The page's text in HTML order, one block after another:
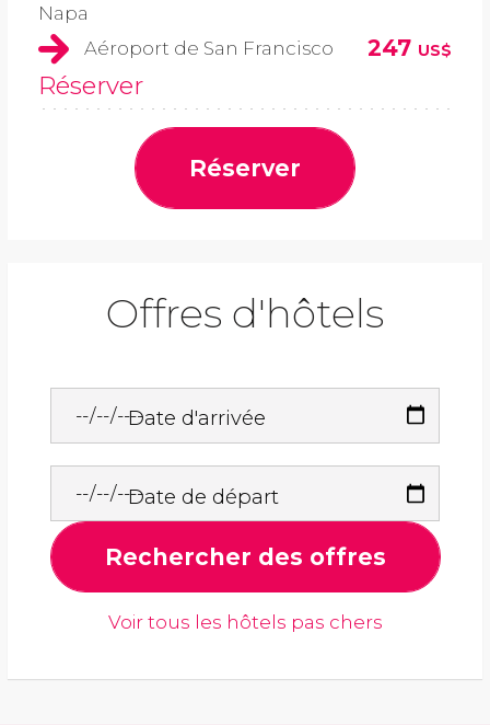
Napa
Aéroport de San Francisco
247 US$
Réserver
Réserver
Offres d'hôtels
Date d'arrivée
Date de départ
Rechercher des offres
Voir tous les hôtels pas chers